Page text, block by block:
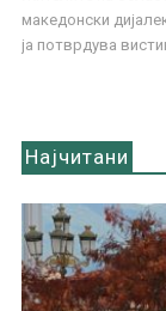
македонски
ја потврдува
Најчитани